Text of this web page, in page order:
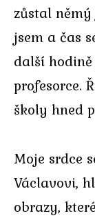
zůstal
jsem a čas
další
profesorce.
školy hned
Moje srdce
Václavovi,
obrazy,